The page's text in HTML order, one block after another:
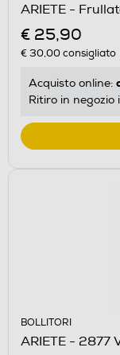
ARIETE -
€ 25,90
€ 30,00consigliato
Acquisto online:
Ritiro in
BOLLITORI
ARIETE - 2877